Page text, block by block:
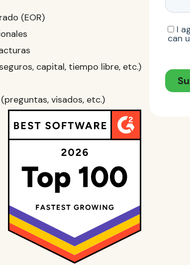
(EOR)
capital, tiempo libre, etc.)
visados, etc.)